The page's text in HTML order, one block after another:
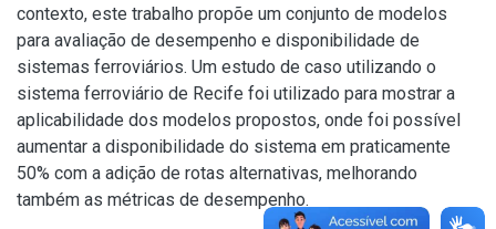
contexto, este trabalho propõe um conjunto de modelos
para avaliação de desempenho e disponibilidade de
sistemas ferroviários. Um estudo de caso utilizando o
sistema ferroviário de Recife foi utilizado para mostrar a
aplicabilidade dos modelos propostos, onde foi possível
aumentar a disponibilidade do sistema em praticamente
50% com a adição de rotas alternativas, melhorando
também as métricas de desempenho.